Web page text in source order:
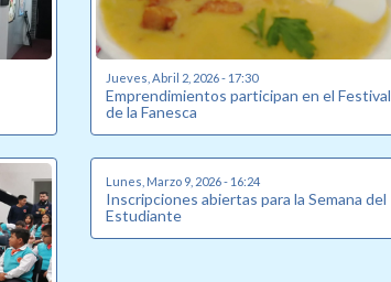
Jueves, Abril 2, 2026 - 17:30
Emprendimientos participan en el Festival
de la Fanesca
Lunes, Marzo 9, 2026 - 16:24
Inscripciones abiertas para la Semana del
Estudiante